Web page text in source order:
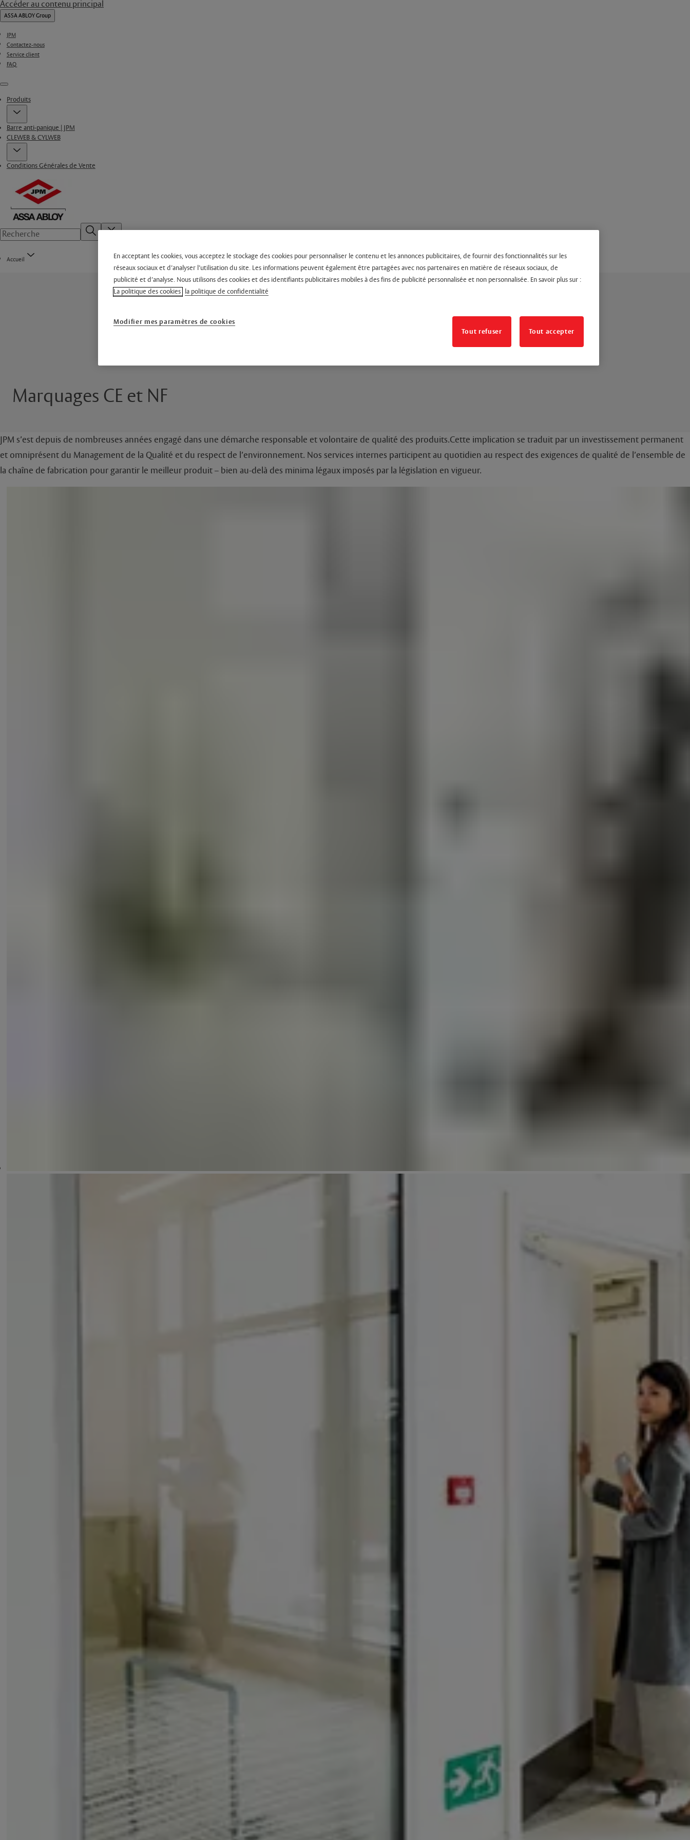
Accéder au contenu principal
ASSA ABLOY Group
JPM
Contactez-nous
Service client
FAQ
Menu
Produits
Barre anti-panique | JPM
CLEWEB & CYLWEB
Conditions Générales de Vente
Accueil
Marquages CE et NF
JPM s’est depuis de nombreuses années engagé dans une démarche responsable et volontaire de qualité des produits.Cette implication se traduit par un investissement permanent
et omniprésent du Management de la Qualité et du respect de l’environnement. Nos services internes participent au quotidien au respect des exigences de qualité de l’ensemble de
la chaîne de fabrication pour garantir le meilleur produit – bien au-delà des minima légaux imposés par la législation en vigueur.
En acceptant les cookies, vous acceptez le stockage des cookies pour personnaliser le contenu et les annonces publicitaires, de fournir des fonctionnalités sur les
réseaux sociaux et d’analyser l’utilisation du site. Les informations peuvent également être partagées avec nos partenaires en matière de réseaux sociaux, de
publicité et d’analyse. Nous utilisons des cookies et des identifiants publicitaires mobiles à des fins de publicité personnalisée et non personnalisée. En savoir plus sur :
La politique des cookies la politique de confidentialité
Modifier mes paramètres de cookies
Tout refuser
Tout accepter